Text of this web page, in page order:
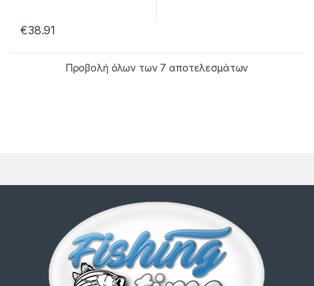
€38.91
Προβολή όλων των 7 αποτελεσμάτων